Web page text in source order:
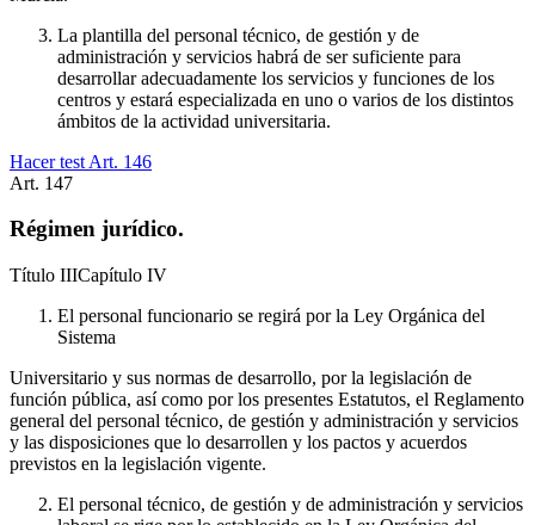
La plantilla del personal técnico, de gestión y de
administración y servicios habrá de ser suficiente para
desarrollar adecuadamente los servicios y funciones de los
centros y estará especializada en uno o varios de los distintos
ámbitos de la actividad universitaria.
Hacer test Art. 146
Art. 147
Régimen jurídico.
Título IIICapítulo IV
El personal funcionario se regirá por la Ley Orgánica del
Sistema
Universitario y sus normas de desarrollo, por la legislación de
función pública, así como por los presentes Estatutos, el Reglamento
general del personal técnico, de gestión y administración y servicios
y las disposiciones que lo desarrollen y los pactos y acuerdos
previstos en la legislación vigente.
El personal técnico, de gestión y de administración y servicios